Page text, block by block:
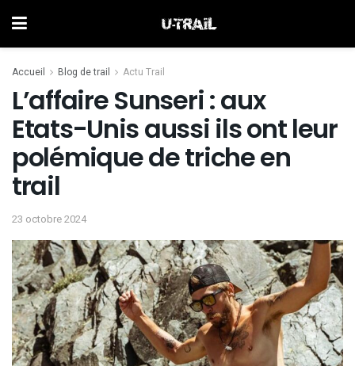
Accueil Blog de trail Actu Trail
L’affaire Sunseri : aux
Etats-Unis aussi ils ont leur
polémique de triche en
trail
23 octobre 2024